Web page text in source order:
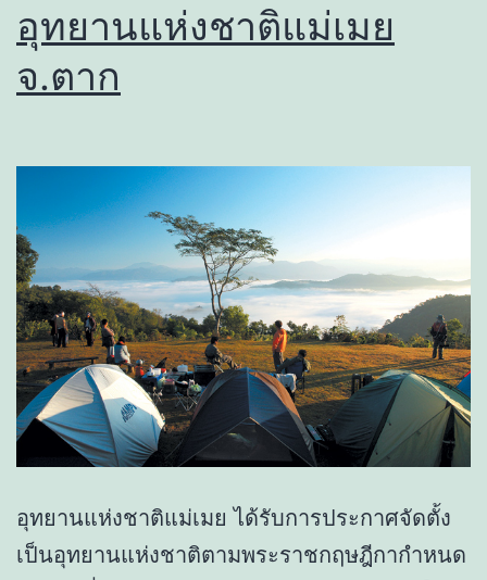
อุทยานแห่งชาติแม่เมย
จ.ตาก
อุทยานแห่งชาติแม่เมย ได้รับการประกาศจัดตั้ง
เป็นอุทยานแห่งชาติตามพระราชกฤษฎีกากำหนด